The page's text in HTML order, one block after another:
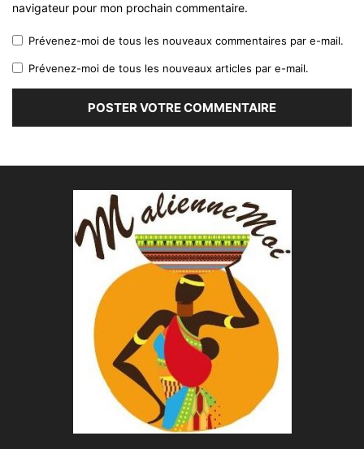
navigateur pour mon prochain commentaire.
Prévenez-moi de tous les nouveaux commentaires par e-mail.
Prévenez-moi de tous les nouveaux articles par e-mail.